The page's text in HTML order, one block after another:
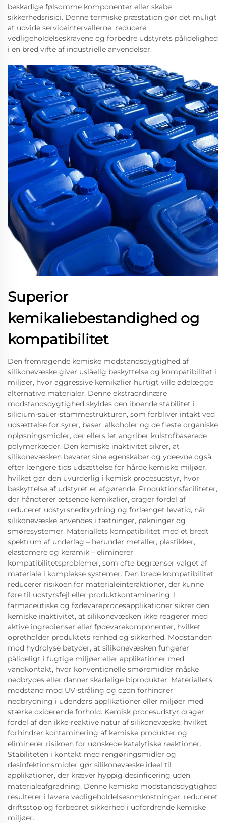
beskadige følsomme komponenter eller skabe
sikkerhedsrisici. Denne termiske præstation gør det muligt
at udvide serviceintervallerne, reducere
vedligeholdelseskravene og forbedre udstyrets pålidelighed
i en bred vifte af industrielle anvendelser.
Superior
kemikaliebestandighed og
kompatibilitet
Den fremragende kemiske modstandsdygtighed af
silikonevæske giver uslåelig beskyttelse og kompatibilitet i
miljøer, hvor aggressive kemikalier hurtigt ville ødelægge
alternative materialer. Denne ekstraordinære
modstandsdygtighed skyldes den iboende stabilitet i
silicium-sauer-stammestrukturen, som forbliver intakt ved
udsættelse for syrer, baser, alkoholer og de fleste organiske
opløsningsmidler, der ellers let angriber kulstofbaserede
polymerkæder. Den kemiske inaktivitet sikrer, at
silikonevæsken bevarer sine egenskaber og ydeevne også
efter længere tids udsættelse for hårde kemiske miljøer,
hvilket gør den uvurderlig i kemisk procesudstyr, hvor
beskyttelse af udstyret er afgørende. Produktionsfaciliteter,
der håndterer ætsende kemikalier, drager fordel af
reduceret udstyrsnedbrydning og forlænget levetid, når
silikonevæske anvendes i tætninger, pakninger og
smøresystemer. Materiallets kompatibilitet med et bredt
spektrum af underlag – herunder metaller, plastikker,
elastomere og keramik – eliminerer
kompatibilitetsproblemer, som ofte begrænser valget af
materiale i komplekse systemer. Den brede kompatibilitet
reducerer risikoen for materialeinteraktioner, der kunne
føre til udstyrsfejl eller produktkontaminering. I
farmaceutiske og fødevareprocesapplikationer sikrer den
kemiske inaktivitet, at silikonevæsken ikke reagerer med
aktive ingredienser eller fødevarekomponenter, hvilket
opretholder produktets renhed og sikkerhed. Modstanden
mod hydrolyse betyder, at silikonevæsken fungerer
pålideligt i fugtige miljøer eller applikationer med
vandkontakt, hvor konventionelle smøremidler måske
nedbrydes eller danner skadelige biprodukter. Materiallets
modstand mod UV-stråling og ozon forhindrer
nedbrydning i udendørs applikationer eller miljøer med
stærke oxiderende forhold. Kemisk procesudstyr drager
fordel af den ikke-reaktive natur af silikonevæske, hvilket
forhindrer kontaminering af kemiske produkter og
eliminerer risikoen for uønskede katalytiske reaktioner.
Stabiliteten i kontakt med rengøringsmidler og
desinfektionsmidler gør silikonevæske ideel til
applikationer, der kræver hyppig desinficering uden
materialeafgradning. Denne kemiske modstandsdygtighed
resulterer i lavere vedligeholdelsesomkostninger, reduceret
driftsstop og forbedret sikkerhed i udfordrende kemiske
miljøer.